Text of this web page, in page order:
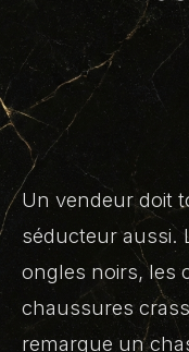
Un vendeur doit
séducteur aussi.
ongles noirs, les
chaussures
remarque un